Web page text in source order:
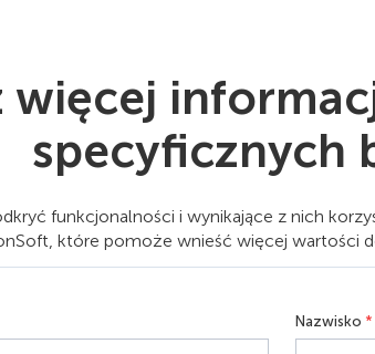
więcej
specyficznych
funkcjonalności i wynikające z nich
które pomoże wnieść więcej wartości
Nazwisko *